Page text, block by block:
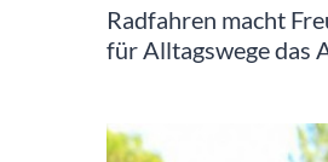
Radfahren macht
für Alltagswege das